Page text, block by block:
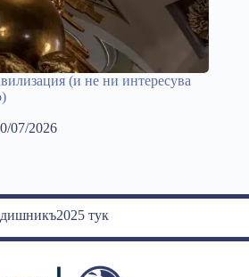
(и не ни интересува
07/2026
тук